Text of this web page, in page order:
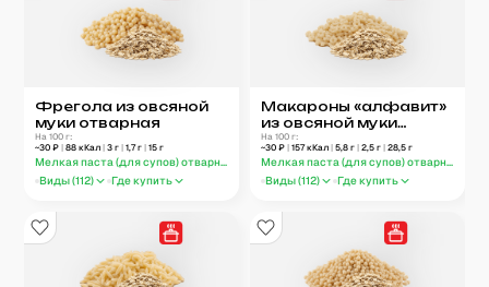
Фрегола из овсяной
муки отварная
На 100 г:
~30 ₽| 88 кКал| 3 г| 1,7г| 15 г
Мелкая паста (для супов) отварная
Виды (112) Где купить
Макароны «алфавит»
из овсяной муки
отварные
На 100 г:
~30 ₽ | 157кКал | 5,8 г | 2,5 г | 28,5 г
Мелкая паста (для супов) отварная
Виды (112) Где купить